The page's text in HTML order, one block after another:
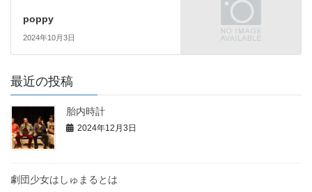
poppy
2024年10月3日
最近の投稿
胎内時計
2024年12月3日
劇団少女はしゅまるとは